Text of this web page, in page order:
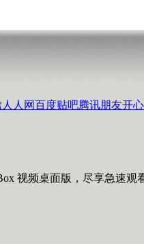
人人网百度贴吧腾讯朋友开
视频桌面版，尽享急速观